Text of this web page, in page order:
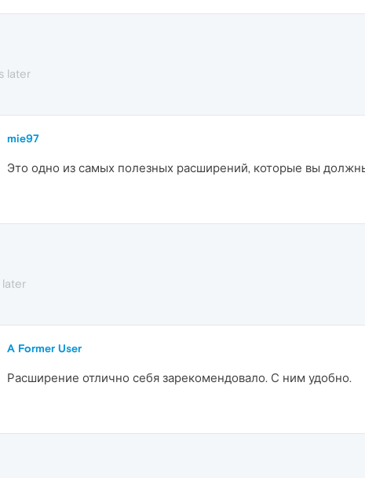
later
mie97
Это одно из самых полезных расширений, которые вы
later
A Former User
Расширение отлично себя зарекомендовало. С ним удобно.